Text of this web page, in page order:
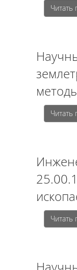
Читать
Читать
Читать